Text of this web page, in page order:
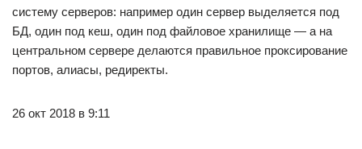
систему серверов: например один сервер выделяется под
БД, один под кеш, один под файловое хранилище — а на
центральном сервере делаются правильное проксирование
портов, алиасы, редиректы.
26 окт 2018 в 9:11